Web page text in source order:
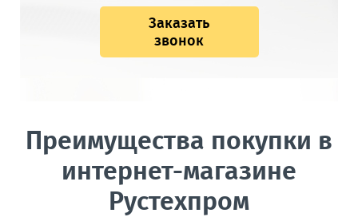
Заказать
звонок
Преимущества покупки в
интернет-магазине
Рустехпром